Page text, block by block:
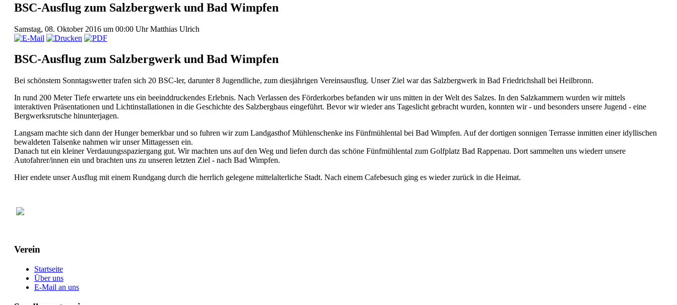
BSC-Ausflug zum Salzbergwerk und Bad Wimpfen
Samstag, 08. Oktober 2016 um 00:00 UhrMatthias Ulrich
BSC-Ausflug zum Salzbergwerk und Bad Wimpfen
Bei schönstem Sonntagswetter trafen sich 20 BSC-ler, darunter 8 Jugendliche, zum diesjährigen Vereinsausflug. Unser Ziel war das Salzbergwerk in Bad Friedrichshall bei Heilbronn.
In rund 200 Meter Tiefe erwartete uns ein beeinddruckendes Erlebnis. Nach Verlassen des Förderkorbes befanden wir uns mitten in der Welt des Salzes. In den Salzkammern wurden wir mittels
interaktiven Präsentationen und Lichtinstallationen in die Geschichte des Salzbergbaus eingeführt. Bevor wir wieder ans Tageslicht gebracht wurden, konnten wir - und besonders unsere Jugend - eine
Bergwerksrutsche hinunterjagen.
Langsam machte sich dann der Hunger bemerkbar und so fuhren wir zum Landgasthof Mühlenschenke ins Fünfmühlental bei Bad Wimpfen. Auf der dortigen sonnigen Terrasse inmitten einer idyllischen
bewaldeten Talsenke nahmen wir unser Mittagessen ein.
Danach tut ein kleiner Verdauungsspaziergang gut. Wir machten uns auf den Weg und liefen durch das schöne Fünfmühlental zum Golfplatz Bad Rappenau. Dort sammelten uns wiederr unsere
Autofahrer/innen ein und brachten uns zu unseren letzten Ziel - nach Bad Wimpfen.
Hier endete unser Ausflug mit einem Rundgang durch die herrlich gelegene mittelalterliche Stadt. Nach einem Cafebesuch ging es wieder zurück in die Heimat.
Verein
Startseite
Über uns
E-Mail an uns